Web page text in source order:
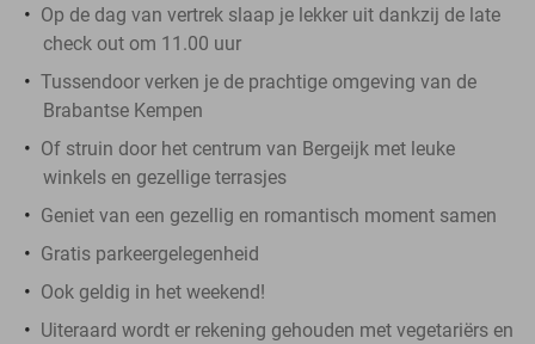
Op de dag van vertrek slaap je lekker uit dankzij de late
check out om 11.00 uur
Tussendoor verken je de prachtige omgeving van de
Brabantse Kempen
Of struin door het centrum van Bergeijk met leuke
winkels en gezellige terrasjes
Geniet van een gezellig en romantisch moment samen
Gratis parkeergelegenheid
Ook geldig in het weekend!
Uiteraard wordt er rekening gehouden met vegetariërs en